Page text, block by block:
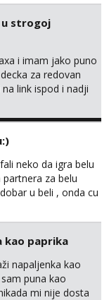
i sl.ISKLJUČENO!
u strogoj
i imam jako puno
za redovan
link ispod i nadji
neko da igra belu
za belu
u beli , onda cu
link ispod i nadji me
kao paprika
napaljenka kao
puna kao
mi nije dosta